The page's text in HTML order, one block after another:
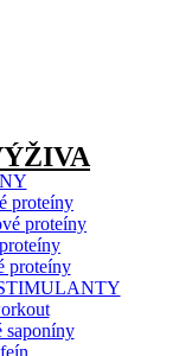
proteíny
proteíny
proteíny
saponíny